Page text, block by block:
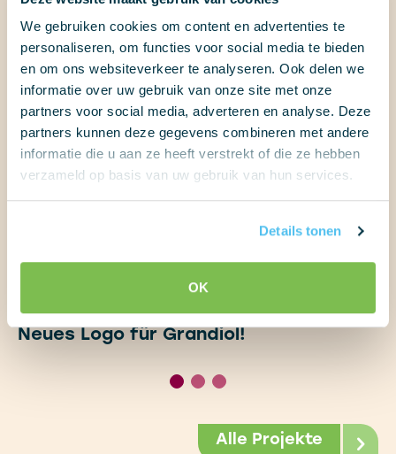
We gebruiken cookies om content en advertenties te
personaliseren, om functies voor social media te bieden
en om ons websiteverkeer te analyseren. Ook delen we
informatie over uw gebruik van onze site met onze
partners voor social media, adverteren en analyse. Deze
partners kunnen deze gegevens combineren met andere
informatie die u aan ze heeft verstrekt of die ze hebben
verzameld op basis van uw gebruik van hun services.
Details tonen
OK
Neues Logo für Grandiol!
Alle Projekte